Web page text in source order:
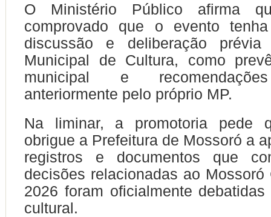
O Ministério Público afirma
comprovado que o evento
discussão e deliberação prévia
Municipal de Cultura, como
municipal e
anteriormente pelo próprio MP.
Na liminar, a promotoria pede
obrigue a Prefeitura de Mossoró a
registros e documentos que
decisões relacionadas ao Mossoró
2026 foram oficialmente
cultural.